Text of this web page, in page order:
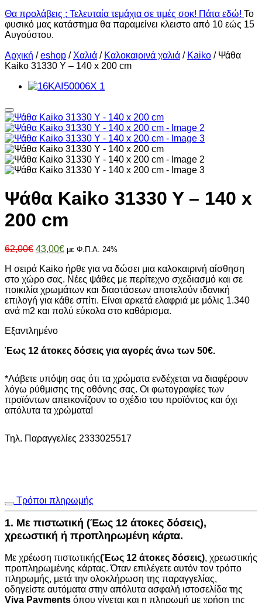
Θα προλάβεις ; Τελευταία τεμάχια σε τιμές σοκ! Πάτα εδώ! Το
φυσικό μας κατάστημα θα παραμείνει κλειστο από 10 εώς 15
Αυγούστου.
Αρχική /eshop / Χαλιά / Καλοκαιρινά χαλιά / Kaiko / Ψάθα
Kaiko 31330 Y – 140 x 200 cm
Ψάθα Kaiko 31330 Y – 140 x
200 cm
62,00€ Original
was:
62,00€.
43,00€Η
τιμή
είναι:
43,00€.
με Φ.Π.Α. 24%
Η σειρά Kaiko ήρθε για να δώσει μια καλοκαιρινή αίσθηση
στο χώρο σας. Νέες ψάθες με περίτεχνο σχεδιασμό και σε
ποικιλία χρωμάτων και διαστάσεων αποτελούν ιδανική
επιλογή για κάθε σπίτι. Είναι αρκετά ελαφριά με μόλις 1.340
ανά m2 και πολύ εύκολα στο καθάρισμα.
Εξαντλημένο
Έως 12 άτοκες δόσεις για αγορές άνω των 50€.
*Λάβετε υπόψη σας ότι τα χρώματα ενδέχεται να διαφέρουν
λόγω ρύθμισης της οθόνης σας. Οι φωτογραφίες των
προϊόντων απεικονίζουν το σχέδιο του προϊόντος και όχι
απόλυτα τα χρώματα!
Τηλ. Παραγγελίες 2333025517
Τρόποι πληρωμής
1. Με πιστωτική (Έως 12 άτοκες δόσεις),
χρεωστική ή προπληρωμένη κάρτα.
Με χρέωση πιστωτικής(Έως 12 άτοκες δόσεις), χρεωστικής
προπληρωμένης κάρτας. Όταν επιλέγετε αυτόν τον τρόπο
πληρωμής, μετά την ολοκλήρωση της παραγγελίας,
οδηγείστε αυτόματα στην απόλυτα ασφαλή ιστοσελίδα της
Viva Payments όπου γίνεται και η πληρωμή με χρήση της